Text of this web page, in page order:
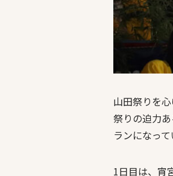
山田祭りを
祭りの迫力
ランになって
1日目は、宵